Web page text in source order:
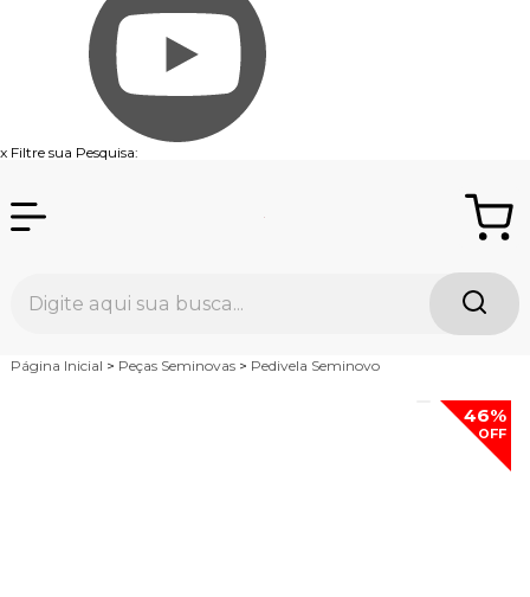
x Filtre sua Pesquisa:
Página Inicial > Peças Seminovas > Pedivela Seminovo
46%
OFF